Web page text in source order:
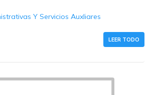
Y Servicios Auxliares
LEER TODO